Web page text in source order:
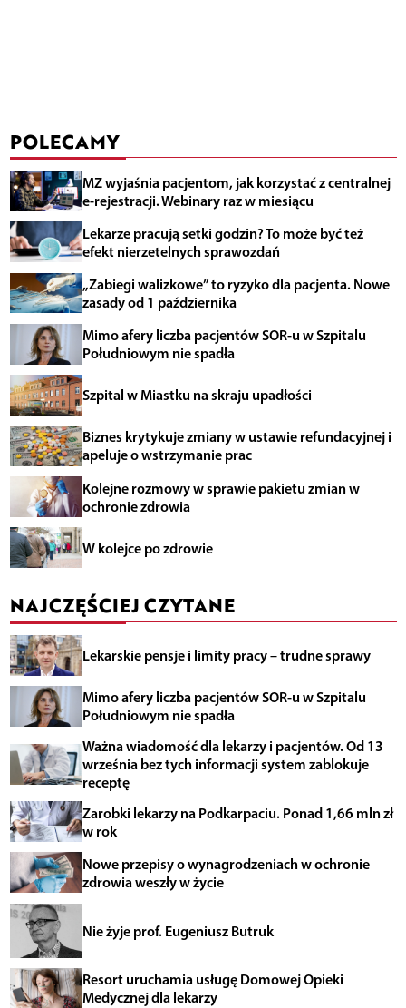
POLECAMY
MZ wyjaśnia pacjentom, jak korzystać z centralnej
e-rejestracji. Webinary raz w miesiącu
Lekarze pracują setki godzin? To może być też
efekt nierzetelnych sprawozdań
„Zabiegi walizkowe” to ryzyko dla pacjenta. Nowe
zasady od 1 października
Mimo afery liczba pacjentów SOR-u w Szpitalu
Południowym nie spadła
Szpital w Miastku na skraju upadłości
Biznes krytykuje zmiany w ustawie refundacyjnej i
apeluje o wstrzymanie prac
Kolejne rozmowy w sprawie pakietu zmian w
ochronie zdrowia
W kolejce po zdrowie
NAJCZĘŚCIEJ CZYTANE
Lekarskie pensje i limity pracy – trudne sprawy
Mimo afery liczba pacjentów SOR-u w Szpitalu
Południowym nie spadła
Ważna wiadomość dla lekarzy i pacjentów. Od 13
września bez tych informacji system zablokuje
receptę
Zarobki lekarzy na Podkarpaciu. Ponad 1,66 mln zł
w rok
Nowe przepisy o wynagrodzeniach w ochronie
zdrowia weszły w życie
Nie żyje prof. Eugeniusz Butruk
Resort uruchamia usługę Domowej Opieki
Medycznej dla lekarzy